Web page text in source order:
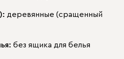
деревянные (сращенный
без ящика для белья